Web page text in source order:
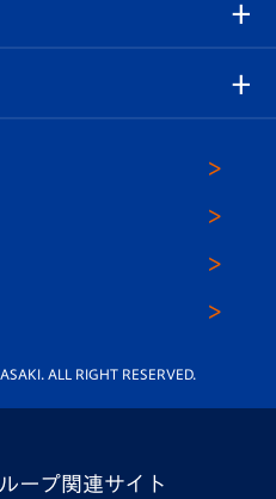
ガイド
ALL RIGHT RESERVED.
ープ関連サイト